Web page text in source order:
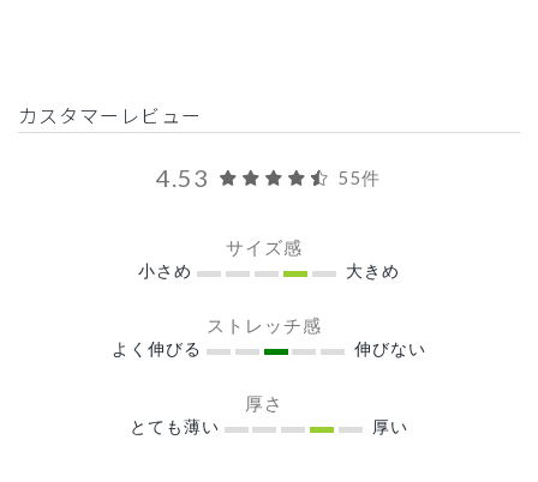
カスタマーレビュー
4.53 55件
サイズ感
小さめ 大きめ
ストレッチ感
よく伸びる 伸びない
厚さ
とても薄い 厚い